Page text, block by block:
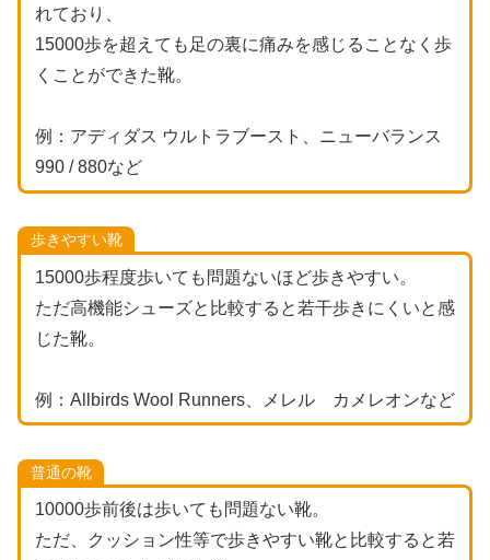
れており、
15000歩を超えても足の裏に痛みを感じることなく歩
くことができた靴。
例：アディダス ウルトラブースト、ニューバランス
990 / 880など
歩きやすい靴
15000歩程度歩いても問題ないほど歩きやすい。
ただ高機能シューズと比較すると若干歩きにくいと感
じた靴。
例：Allbirds Wool Runners、メレル カメレオンなど
普通の靴
10000歩前後は歩いても問題ない靴。
ただ、クッション性等で歩きやすい靴と比較すると若